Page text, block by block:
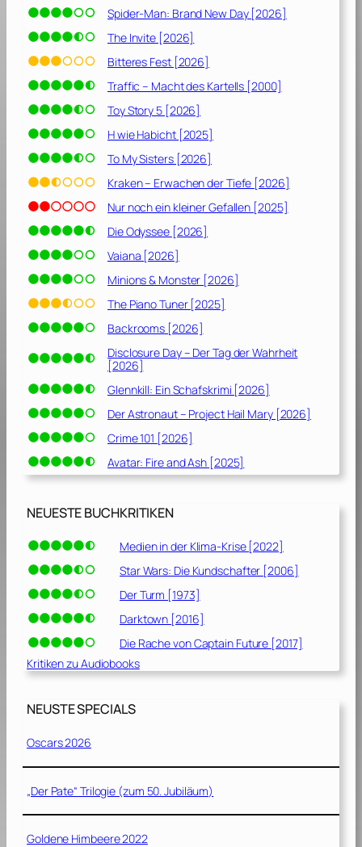
]
Spider-Man: Brand New Day [2026]
The Invite [2026]
Bitteres Fest [2026]
Traffic – Macht des Kartells [2000]
Toy Story 5 [2026]
H wie Habicht [2025]
To My Sisters [2026]
Kraken – Erwachen der Tiefe [2026]
Nur noch ein kleiner Gefallen [2025]
Die Odyssee [2026]
Vaiana [2026]
Minions & Monster [2026]
The Piano Tuner [2025]
Backrooms [2026]
Disclosure Day – Der Tag der Wahrheit
[2026]
Glennkill: Ein Schafskrimi [2026]
Der Astronaut – Project Hail Mary [2026]
Crime 101 [2026]
Avatar: Fire and Ash [2025]
NEUESTE BUCHKRITIKEN
Medien in der Klima-Krise [2022]
Star Wars: Die Kundschafter [2006]
Der Turm [1973]
Darktown [2016]
Die Rache von Captain Future [2017]
Kritiken zu Audiobooks
NEUSTE SPECIALS
Oscars 2026
„Der Pate“ Trilogie (zum 50. Jubiläum)
Goldene Himbeere 2022